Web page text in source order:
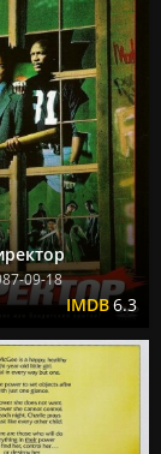
09-18
6.3